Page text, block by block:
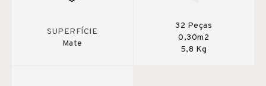
SUPERFÍCIE
Mate
32 Peças
0,30m2
5,8 Kg